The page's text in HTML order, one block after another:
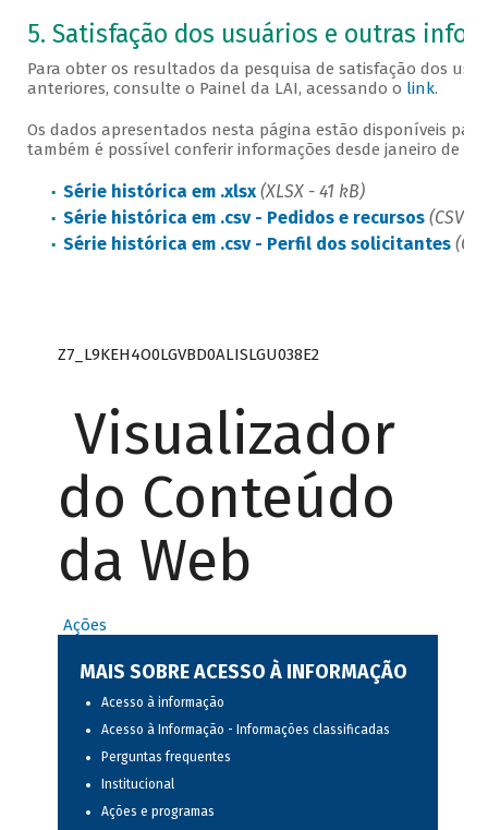
5. Satisfação dos usuários e outras
Para obter os resultados da pesquisa de satisfação dos
anteriores, consulte o Painel da LAI, acessando o link.
Os dados apresentados nesta página estão disponíveis
também é possível conferir informações desde janeiro de
Série histórica em .xlsx (XLSX - 41 kB)
Série histórica em .csv - Pedidos e recursos (CSV -
Série histórica em .csv - Perfil dos solicitantes
Z7_L9KEH4O0LGVBD0ALISLGU038E2
Visualizador
do Conteúdo
da Web
Ações
MAIS SOBRE ACESSO À INFORMAÇÃO
Acesso à informação
Acesso à Informação - Informações classificadas
Perguntas frequentes
Institucional
Ações e programas